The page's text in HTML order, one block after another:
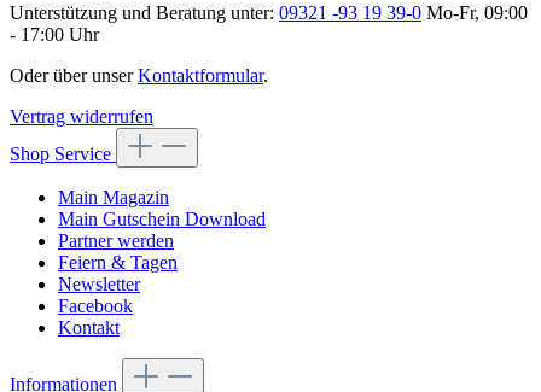
Unterstützung und Beratung unter: 09321 -93 19 39-0 Mo-Fr, 09:00
- 17:00 Uhr
Oder über unserKontaktformular.
Vertrag widerrufen
Shop Service
Main Magazin
Main Gutschein Download
Partner werden
Feiern & Tagen
Newsletter
Facebook
Kontakt
Informationen